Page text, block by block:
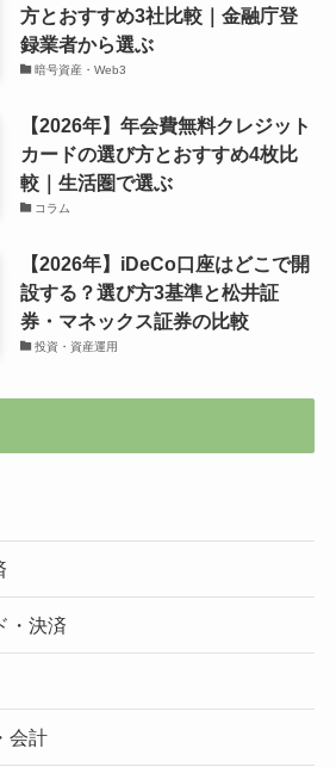
方とおすすめ3社比較｜金融庁登
録業者から選ぶ
暗号資産・Web3
【2026年】年会費無料クレジット
カードの選び方とおすすめ4枚比
較｜生活圏で選ぶ
コラム
【2026年】iDeCo口座はどこで開
設する？選び方3基準と松井証
券・マネックス証券の比較
投資・資産運用
・決済
会計